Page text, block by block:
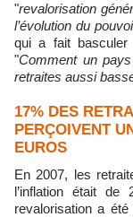
"revalorisation
l’évolution du
qui a fait basculer
"Comment un
retraites aussi
17% DES
PERÇOIVENT
EUROS
En 2007, les retraites ont été augmentées de 1,1% alors que
l’inflation était de
revalorisation a